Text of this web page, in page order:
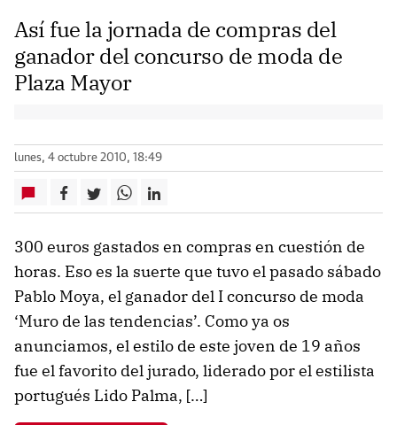
Así fue la jornada de compras del
ganador del concurso de moda de
Plaza Mayor
lunes, 4 octubre 2010, 18:49
300 euros gastados en compras en cuestión de
horas. Eso es la suerte que tuvo el pasado sábado
Pablo Moya, el ganador del I concurso de moda
‘Muro de las tendencias’. Como ya os
anunciamos, el estilo de este joven de 19 años
fue el favorito del jurado, liderado por el estilista
portugués Lido Palma, […]